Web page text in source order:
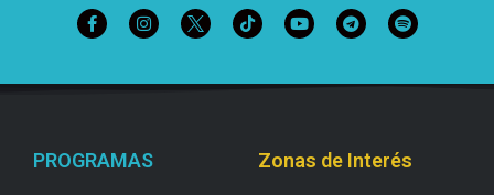
PROGRAMAS Zonas de Interés